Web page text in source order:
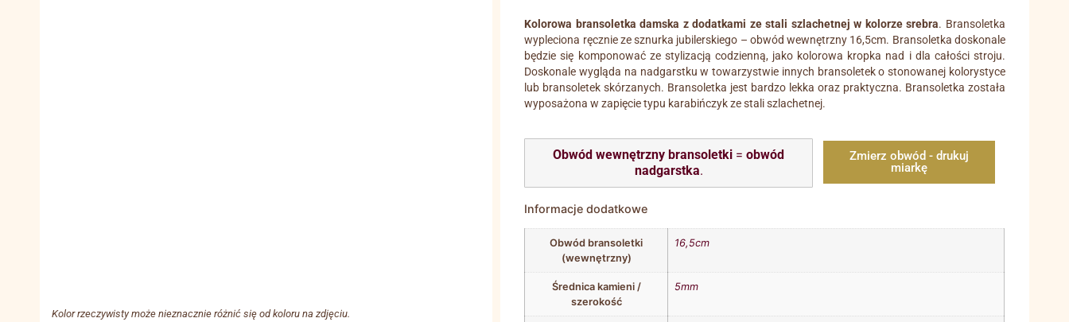
Kolor rzeczywisty może nieznacznie różnić się od koloru na zdjęciu.
Kolorowa bransoletka damska z dodatkami ze stali szlachetnej w kolorze srebra. Bransoletka
wypleciona ręcznie ze sznurka jubilerskiego – obwód wewnętrzny 16,5cm. Bransoletka doskonale
będzie się komponować ze stylizacją codzienną, jako kolorowa kropka nad i dla całości stroju.
Doskonale wygląda na nadgarstku w towarzystwie innych bransoletek o stonowanej kolorystyce
lub bransoletek skórzanych. Bransoletka jest bardzo lekka oraz praktyczna. Bransoletka została
wyposażona w zapięcie typu karabińczyk ze stali szlachetnej.
Obwód wewnętrzny bransoletki =obwód
nadgarstka.
Zmierz obwód - drukuj
miarkę
Informacje dodatkowe
Obwód bransoletki
(wewnętrzny)
16,5cm
Średnica kamieni /
szerokość
5mm